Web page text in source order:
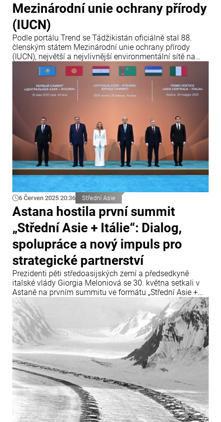
Mezinárodní unie ochrany přírody
(IUCN)
Podle portálu Trend se Tádžikistán oficiálně stal 88.
členským státem Mezinárodní unie ochrany přírody
(IUCN), největší a nejvlivnější environmentální sítě na
světě. Oznámení zaznělo během Mezinárodní
konference o ochraně ledovců, která se konala v
Dušanbe.
6 Červen 2025 20:36 Střední Asie
Astana hostila první summit
„Střední Asie + Itálie“: Dialog,
spolupráce a nový impuls pro
strategické partnerství
Prezidenti pěti středoasijských zemí a předsedkyně
italské vlády Giorgia Meloniová se 30. května setkali v
Astaně na prvním summitu ve formátu „Střední Asie +
Itálie“. Hlavními tématy byly regionální stabilita,
hospodářská spolupráce a společné výzvy v oblasti
bezpečnosti a životního prostředí.